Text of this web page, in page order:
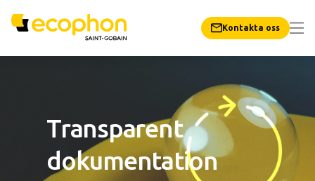
Kontakta oss
Transparent
dokumentation